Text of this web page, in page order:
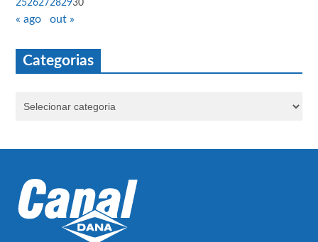
252627282930
« ago out »
Categorias